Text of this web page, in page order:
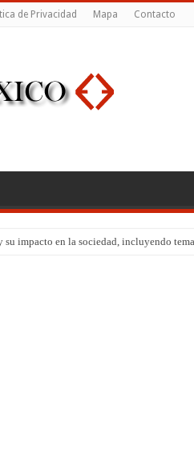
de Privacidad Mapa Contacto
impacto en la sociedad, incluyendo